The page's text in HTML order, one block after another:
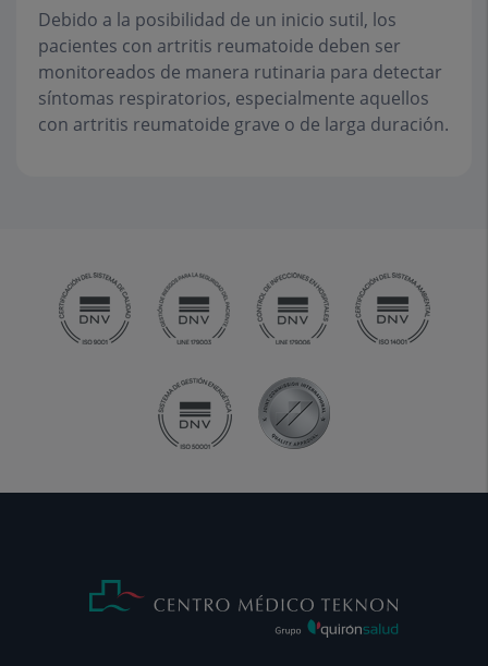
Debido a la posibilidad de un inicio sutil, los
pacientes con artritis reumatoide deben ser
monitoreados de manera rutinaria para detectar
síntomas respiratorios, especialmente aquellos
con artritis reumatoide grave o de larga duración.